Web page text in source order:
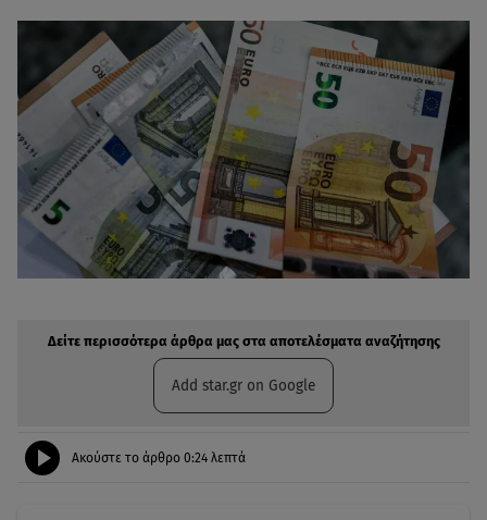
Δείτε περισσότερα άρθρα μας στα αποτελέσματα αναζήτησης
Add star.gr on Google
Ακούστε το άρθρο 0:24 λεπτά